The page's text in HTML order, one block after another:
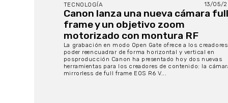
TECNOLOGÍA 13/05/
Canon lanza una nueva cámara full
frame y un objetivo zoom
motorizado con montura RF
La grabación en modo Open Gate ofrece a los creadores
poder reencuadrar de forma horizontal y vertical en
posproducción Canon ha presentado hoy dos nuevas
herramientas para los creadores de contenido: la
mirrorless de full frame EOS R6 V...